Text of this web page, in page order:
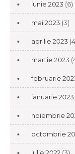
iunie 2023 (6)
mai 2023 (3)
aprilie 2023
martie 2023
februarie
ianuarie 2023
noiembrie
octombrie